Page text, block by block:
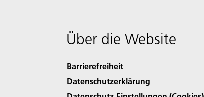
Über die Website
Barrierefreiheit
Datenschutzerklärung